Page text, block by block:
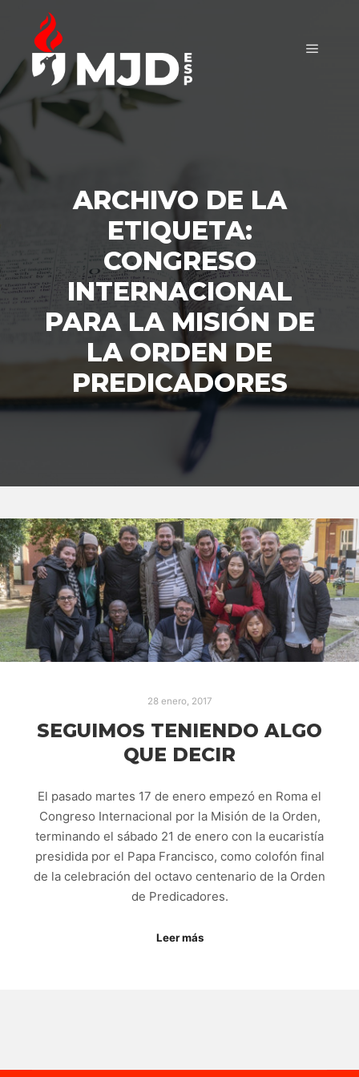
ARCHIVO DE LA
ETIQUETA:
CONGRESO
INTERNACIONAL
PARA LA MISIÓN DE
LA ORDEN DE
PREDICADORES
28 enero, 2017
SEGUIMOS TENIENDO ALGO
QUE DECIR
El pasado martes 17 de enero empezó en Roma el
Congreso Internacional por la Misión de la Orden,
terminando el sábado 21 de enero con la eucaristía
presidida por el Papa Francisco, como colofón final
de la celebración del octavo centenario de la Orden
de Predicadores.
Leer más